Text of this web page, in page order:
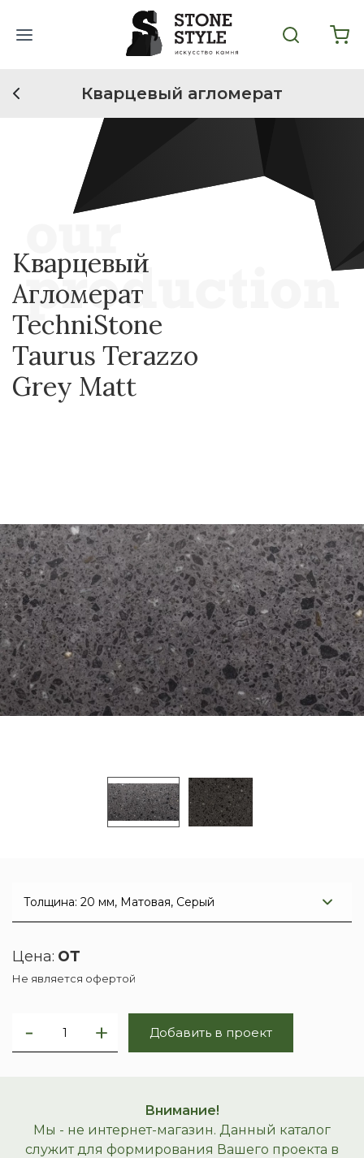
Кварцевый агломерат
Кварцевый
Агломерат
TechniStone
Taurus Terazzo
Grey Matt
Цена: от
Не является офертой
Добавить в проект
Внимание!
Мы - не интернет-магазин. Данный каталог
служит для формирования Вашего проекта в